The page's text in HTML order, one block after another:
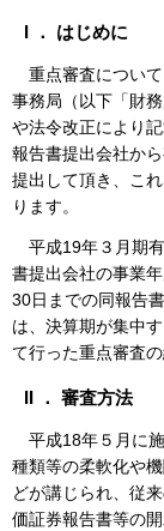
I ． はじめに
重点審査につい
事務局（以下「財
や法令改正により
報告書提出会社か
提出して頂き、こ
ります。
平成19年３月期
書提出会社の事業
30日までの同報告
は、決算期が集中
て行った重点審査
II ． 審査方法
平成18年５月に
種類等の柔軟化や
どが講じられ、従
価証券報告書等の